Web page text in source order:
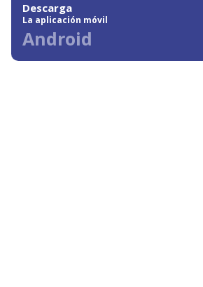
Descarga
La aplicación móvil
Android